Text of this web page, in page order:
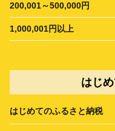
200,001～500,000円
1,000,001円以上
はじ
はじめてのふるさと納税